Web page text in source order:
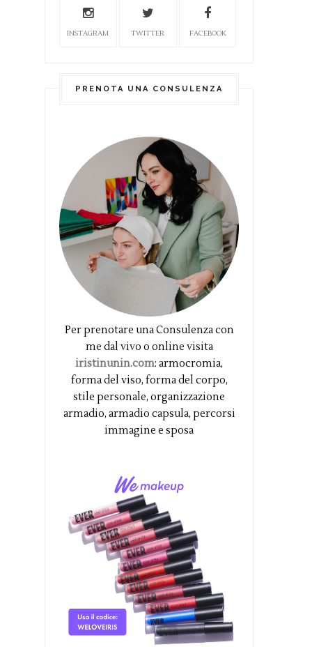
INSTAGRAM TWITTER FACEBOOK
PRENOTA UNA CONSULENZA
Per prenotare una Consulenza con
me dal vivo o online visita
iristinunin.com: armocromia,
forma del viso, forma del corpo,
stile personale, organizzazione
armadio, armadio capsula, percorsi
immagine e sposa